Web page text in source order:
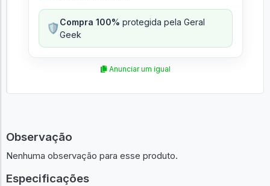
🛡️Compra 100% protegida pela Geral
Geek
Anunciar um igual
Observação
Nenhuma observação para esse produto.
Especificações